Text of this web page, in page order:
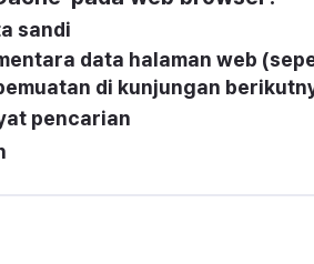
sandi
data halaman web
di kunjungan
pencarian